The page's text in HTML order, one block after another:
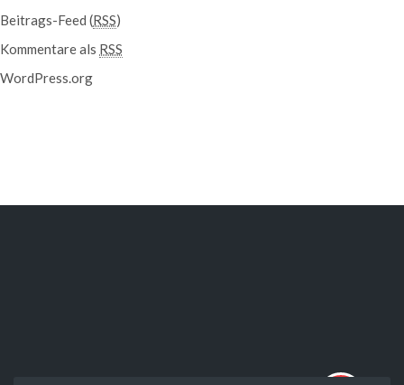
Beitrags-Feed (RSS)
Kommentare als RSS
WordPress.org